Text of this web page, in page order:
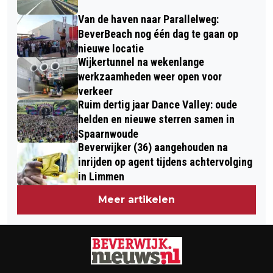
OVERZICHTSTENTOONSTELLING
Van de haven naar Parallelweg:
BeverBeach nog één dag te gaan op
nieuwe locatie
Wijkertunnel na wekenlange
werkzaamheden weer open voor
verkeer
Ruim dertig jaar Dance Valley: oude
helden en nieuwe sterren samen in
Spaarnwoude
Beverwijker (36) aangehouden na
inrijden op agent tijdens achtervolging
in Limmen
Meer artikelen